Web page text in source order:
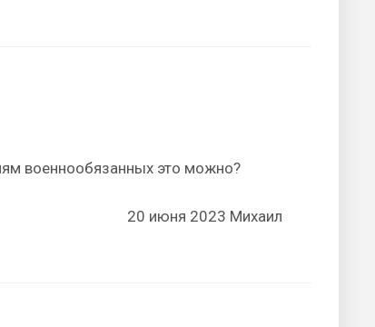
военнообязанных это можно?
20 июня 2023 Михаил